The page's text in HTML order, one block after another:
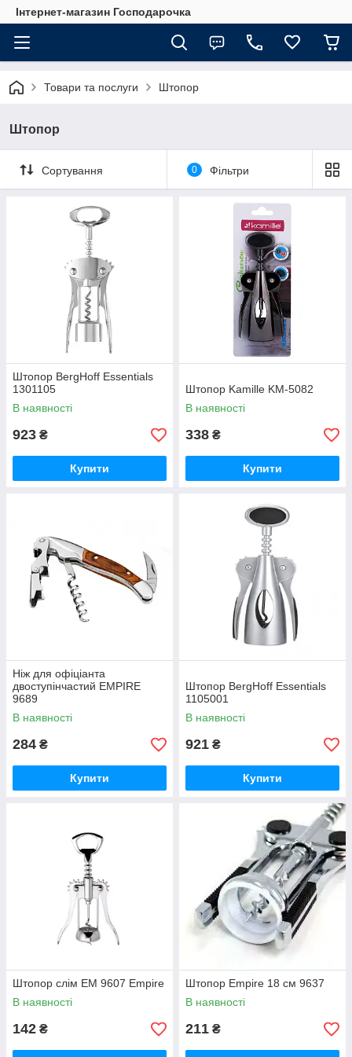
Інтернет-магазин Господарочка
Товари та послуги Штопор
Штопор
Сортування 0 Фільтри
Штопор BergHoff Essentials
1301105
В наявності
923 ₴
Купити
Штопор Kamille KM-5082
В наявності
338 ₴
Купити
Ніж для офіціанта
двоступінчастий EMPIRE
9689
В наявності
284 ₴
Купити
Штопор BergHoff Essentials
1105001
В наявності
921 ₴
Купити
Штопор слім EM 9607 Empire
В наявності
142 ₴
Штопор Empire 18 см 9637
В наявності
211 ₴